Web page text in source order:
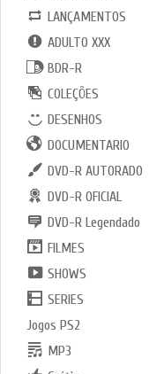
LANÇAMENTOS
ADULTO XXX
BDR-R
COLEÇÕES
DESENHOS
DOCUMENTARIO
DVD-R AUTORADO
DVD-R OFICIAL
DVD-R Legendado
FILMES
SHOWS
SERIES
Jogos PS2
MP3